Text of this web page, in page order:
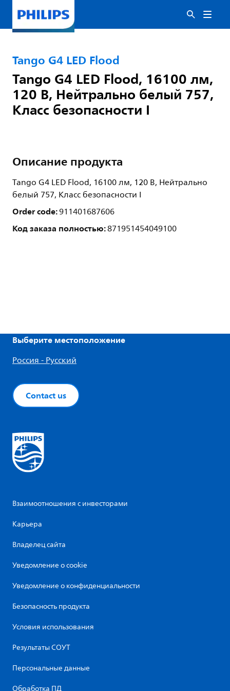
Tango G4 LED Flood
Tango G4 LED Flood, 16100 лм,
120 В, Нейтрально белый 757,
Класс безопасности I
Описание продукта
Tango G4 LED Flood, 16100 лм, 120 В, Нейтрально
белый 757, Класс безопасности I
Order code:911401687606
Код заказа полностью:871951454049100
Выберите местоположение
Россия - Русский
Contact us
Взаимоотношения с инвесторами
Карьера
Владелец сайта
Уведомление о cookie
Уведомление о конфиденциальности
Безопасность продукта
Условия использования
Результаты СОУТ
Персональные данные